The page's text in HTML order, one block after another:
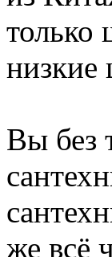
только
низкие
Вы без
же всё